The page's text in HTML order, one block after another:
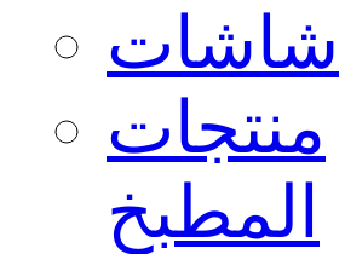
شاشات
منتجات
المطبخ